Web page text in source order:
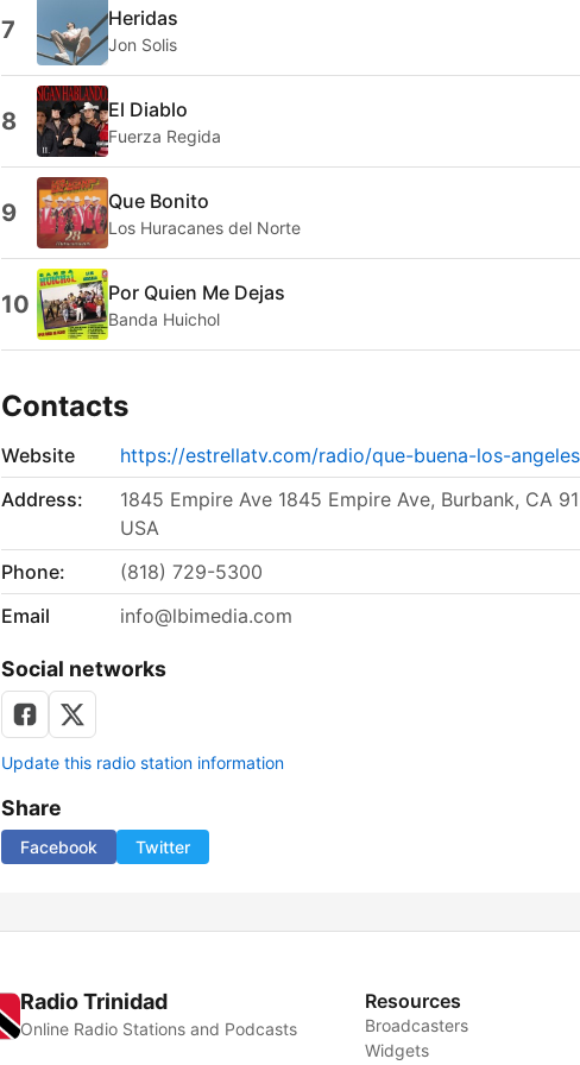
7 Heridas
Jon Solis
8 El Diablo
Fuerza Regida
9 Que Bonito
Los Huracanes del Norte
10 Por Quien Me Dejas
Banda Huichol
Contacts
Website
https://estrellatv.com/radio/que-buena-los-angeles
Address:
1845 Empire Ave 1845 Empire Ave, Burbank, CA
USA
Phone:
(818) 729-5300
Email
info@lbimedia.com
Social networks
Update this radio station information
Share
Facebook Twitter
Radio Trinidad
Online Radio Stations and Podcasts
Resources
Broadcasters
Widgets